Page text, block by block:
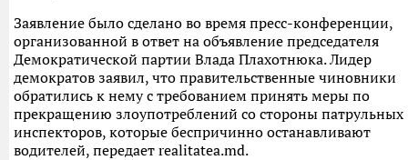
Заявление было сделано во время пресс-конференции,
организованной в ответ на объявление председателя
Демократической партии Влада Плахотнюка. Лидер
демократов заявил, что правительственные чиновники
обратились к нему с требованием принять меры по
прекращению злоупотреблений со стороны патрульных
инспекторов, которые беспричинно останавливают
водителей, передает realitatea.md.